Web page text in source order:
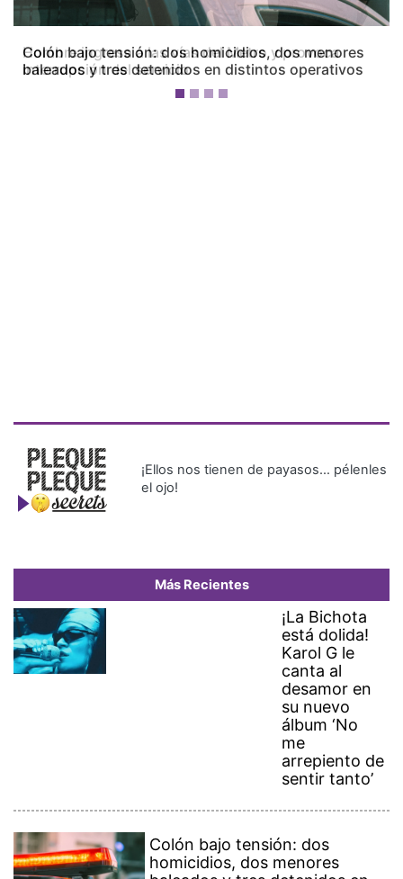
Colón bajo tensión: dos homicidios, dos menores
baleados y tres detenidos en distintos operativos
¡Ellos nos tienen de payasos… pélenles
el ojo!
Más Recientes
¡La Bichota
está dolida!
Karol G le
canta al
desamor en
su nuevo
álbum ‘No
me
arrepiento de
sentir tanto’
Colón bajo tensión: dos
homicidios, dos menores